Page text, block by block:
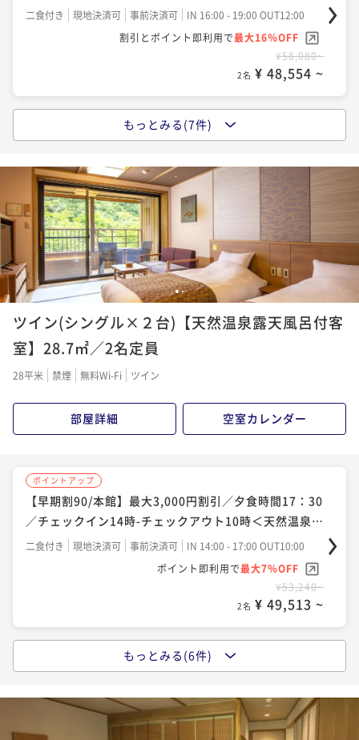
を出してくださるま
香川のお宿でも同じ
諦めていますが、今
で何かあったのかと
ェックアウトが1分
余裕を持ってロビー
店と大差なく、内装
良い旅館ですので、
すすめの旅先だと思
＞のんびり
二食付き 現地決済可 事前決済可
IN 16:00 - 19:00 OUT12:00
割引とポイント即利用で最大16％OFF
¥58,080~
2名 ¥ 48,554 ~
◆【早期割90/本館】最大3,000円割引／夕食時間20
時/チェックイン16時-チェックアウト12時／のんびり
二食付き 現地決済可 事前決済可
IN 16:00 - 19:00 OUT12:00
ポイント即利用で
最大7％OFF
¥53,240~
2名 ¥ 49,513 ~
ポイントアップ
【ショートステイ】那須観光に最適☆夕食時間20：00
～＜２食付＞＜IN16：00～OUT11：00＞
二食付き 現地決済可
¥53,680~
2名 ¥ 51,532 ~
ポイントアップ
◆【早期割60/本館】最大1500円割引／夕食時間20時
／チェックイン16時-チェックアウト12時／のんびり
二食付き 現地決済可 事前決済可
IN 16:00 - 19:00 OUT12:00
ポイント即利用で最大7％OFF
¥55,440~
2名 ¥ 51,559 ~
◆【ご家族のはじまり旅】おむつ付＜のんびり＞
二食付き 現地決済可
IN 16:00 - 19:00 OUT12:00
ポイント即利用で最大4％OFF
もっとみる(7件)
12
ツイン(シングル×２台)【天然温泉露天風呂付客
室】28.7㎡／2名定員
28平米 禁煙 無料Wi-Fi ツイン
部屋詳細 空室カレンダー
ポイントアップ
【早期割90/本館】最大3,000円割引／夕食時間17：30
／チェックイン14時-チェックアウト10時＜天然温泉客
室風呂付＞湯めぐり
二食付き 現地決済可 事前決済可
IN 14:00 - 17:00 OUT10:00
ポイント即利用で最大7％OFF
¥53,240~
2名 ¥ 49,513 ~
【ショートステイ】那須観光に最適☆夕食時間17：30
～＜２食付＞＜IN15：00～OUT10：00＞
現地決済可
IN 15:00 - 17:00 OUT10:00
もっとみる(6件)